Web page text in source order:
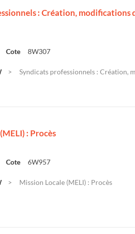
: Création, modifications
Cote 8W307
Syndicats professionnels : Création,
: Procès
Cote 6W957
Mission Locale (MELI) : Procès